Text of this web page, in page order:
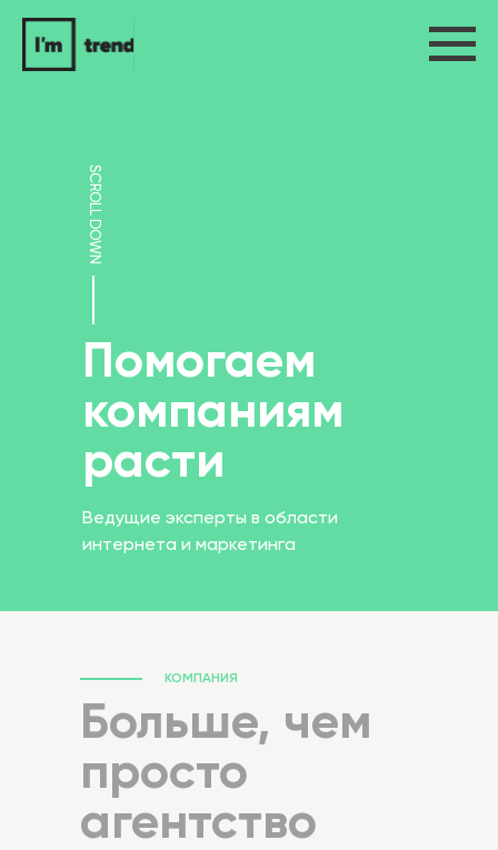
Помогаем
компаниям
расти
Ведущие эксперты в области
интернета и маркетинга
SCROLL DOWN
КОМПАНИЯ
Больше, чем
просто
агентство